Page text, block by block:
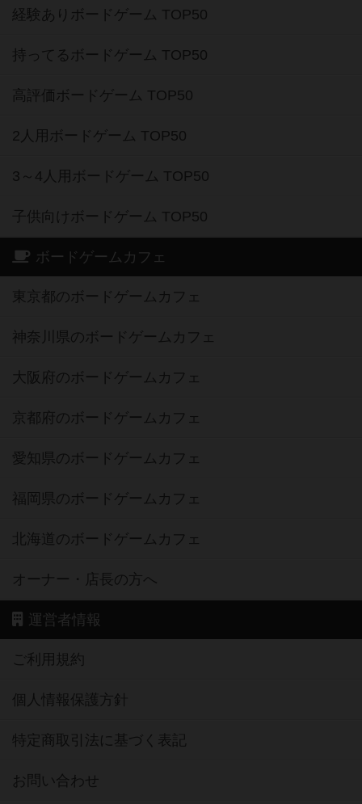
経験ありボードゲーム TOP50
持ってるボードゲーム TOP50
高評価ボードゲーム TOP50
2人用ボードゲーム TOP50
3～4人用ボードゲーム TOP50
子供向けボードゲーム TOP50
ボードゲームカフェ
東京都のボードゲームカフェ
神奈川県のボードゲームカフェ
大阪府のボードゲームカフェ
京都府のボードゲームカフェ
愛知県のボードゲームカフェ
福岡県のボードゲームカフェ
北海道のボードゲームカフェ
オーナー・店長の方へ
運営者情報
ご利用規約
個人情報保護方針
特定商取引法に基づく表記
お問い合わせ